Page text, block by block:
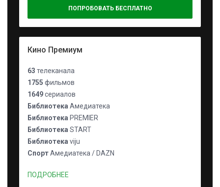
ПОПРОБОВАТЬ БЕСПЛАТНО
Кино Премиум
63 телеканала
1755 фильмов
1649сериалов
Библиотека Амедиатека
Библиотека PREMIER
Библиотека START
Библиотека viju
СпортАмедиатека / DAZN
ПОДРОБНЕЕ